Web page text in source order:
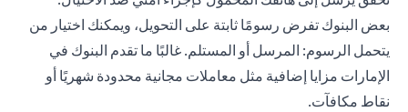
بعض البنوك تفرض رسومًا ثابتة على التحويل، ويمكنك اختيار من
يتحمل الرسوم: المرسل أو المستلم. غالبًا ما تقدم البنوك في
الإمارات مزايا إضافية مثل معاملات مجانية محدودة شهريًا أو
نقاط مكافآت.